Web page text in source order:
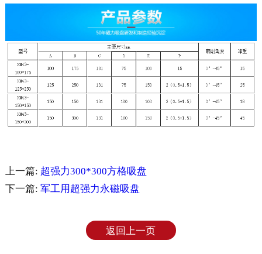
上一篇: 超强力300*300方格吸盘
下一篇: 军工用超强力永磁吸盘
返回上一页